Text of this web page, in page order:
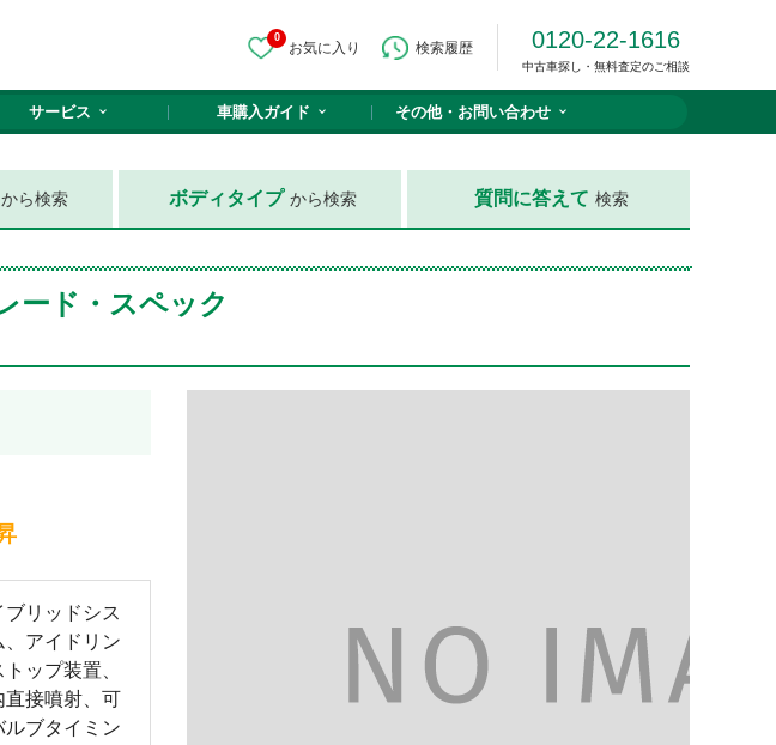
0
お気に入り 検索履歴 0120-22-1616
中古車探し・無料査定のご相談
サービス 車購入ガイド その他・ お問い合わせ
から検索 ボディタイプ から検索 質問に答えて 検索
ード・スペック
ブリッドシス
、アイドリン
トップ装置、
直接噴射、可
ルブタイミン